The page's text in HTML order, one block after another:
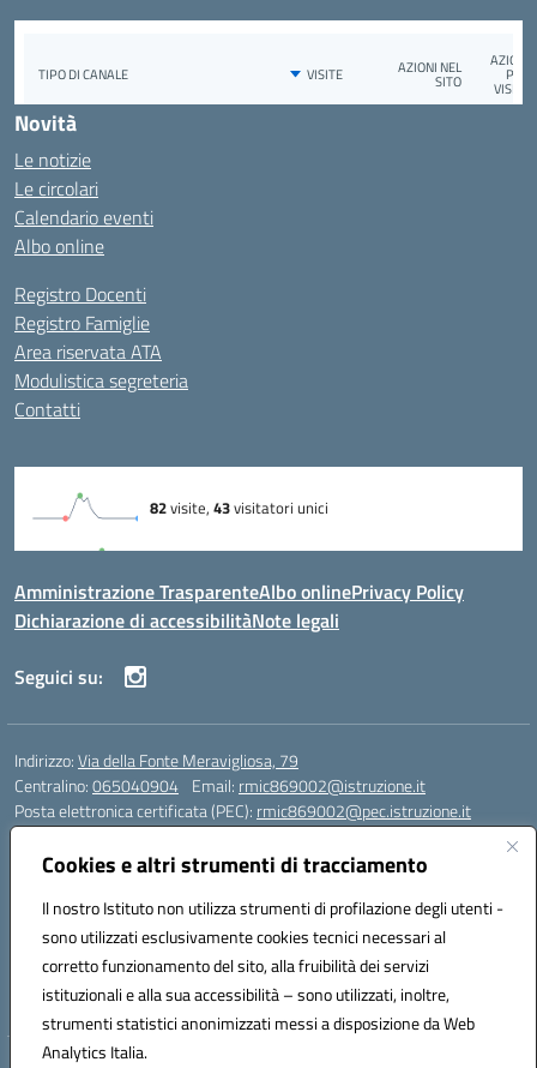
Cookies e altri strumenti di tracciamento
Il nostro Istituto non utilizza strumenti di profilazione degli utenti -
sono utilizzati esclusivamente cookies tecnici necessari al
corretto funzionamento del sito, alla fruibilità dei servizi
istituzionali e alla sua accessibilità – sono utilizzati, inoltre,
strumenti statistici anonimizzati messi a disposizione da Web
Analytics Italia.
Novità
Le notizie
Le circolari
Calendario eventi
Albo online
Registro Docenti
Registro Famiglie
Area riservata ATA
Modulistica segreteria
Contatti
Amministrazione TrasparenteAlbo onlinePrivacy Policy
Dichiarazione di accessibilitàNote legali
Seguici su:
Indirizzo:Via della Fonte Meravigliosa, 79
Centralino:065040904 Email: rmic869002@istruzione.it
Posta elettronica certificata (PEC): rmic869002@pec.istruzione.it
Codice fiscale: 97197090588
Codice meccanografico: RMIC869002
Codice Indice delle Pubbliche Amministrazioni (IPA): istsc_rmic869002
Codice unico di fatturazione (CUF): UFRHFP
Iban dell’Istituto comprensivo presso Banca Intesa San Paolo:
IT04 V030 6905 0201 0000 0046 393